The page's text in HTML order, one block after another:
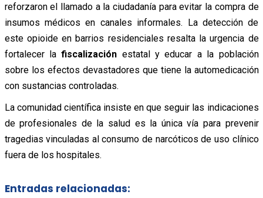
reforzaron el llamado a la ciudadanía para evitar la compra de
insumos médicos en canales informales. La detección de
este opioide en barrios residenciales resalta la urgencia de
fortalecer lafiscalización estatal y educar a la población
sobre los efectos devastadores que tiene la automedicación
con sustancias controladas.
La comunidad científica insiste en que seguir las indicaciones
de profesionales de la salud es la única vía para prevenir
tragedias vinculadas al consumo de narcóticos de uso clínico
fuera de los hospitales.
Entradas relacionadas: